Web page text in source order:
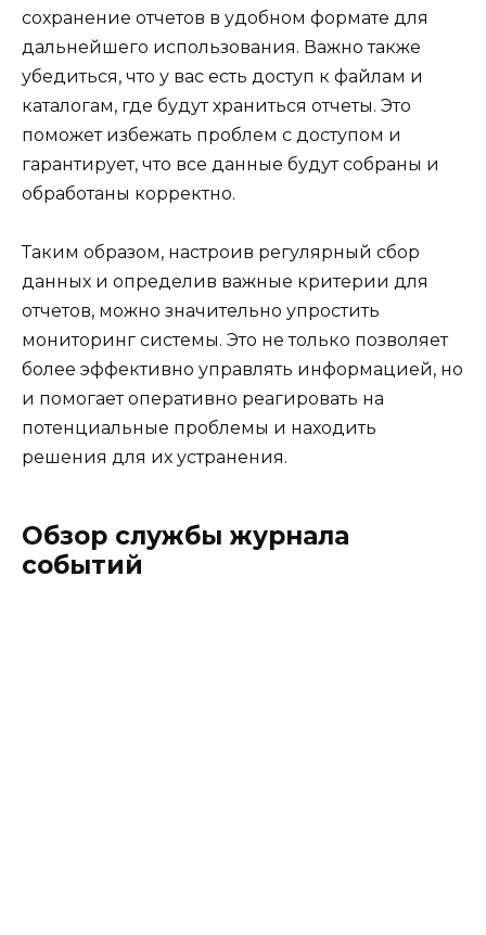
сохранение отчетов в удобном формате для
дальнейшего использования. Важно также
убедиться, что у вас есть доступ к файлам и
каталогам, где будут храниться отчеты. Это
поможет избежать проблем с доступом и
гарантирует, что все данные будут собраны и
обработаны корректно.
Таким образом, настроив регулярный сбор
данных и определив важные критерии для
отчетов, можно значительно упростить
мониторинг системы. Это не только позволяет
более эффективно управлять информацией, но
и помогает оперативно реагировать на
потенциальные проблемы и находить
решения для их устранения.
Обзор службы журнала
событий